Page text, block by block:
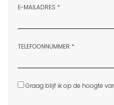
E-MAILADRES *
TELEFOONNUMMER *
Graag blijf ik op de hoogte